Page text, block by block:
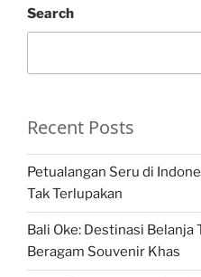
Search
Recent Posts
Petualangan Seru di
Tak Terlupakan
Bali Oke: Destinasi Belanja
Beragam Souvenir Khas